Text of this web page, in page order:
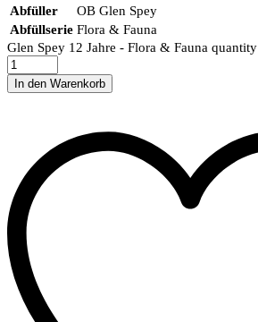
Abfüller
OB Glen Spey
Abfüllserie Flora & Fauna
Glen Spey 12 Jahre - Flora & Fauna quantity
In den Warenkorb